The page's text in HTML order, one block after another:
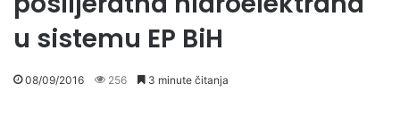
u sistemu EP BiH
08/09/2016 256 3 minute čitanja